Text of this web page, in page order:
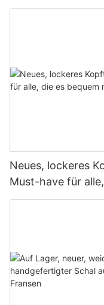
Neues, lockeres
Must-have für